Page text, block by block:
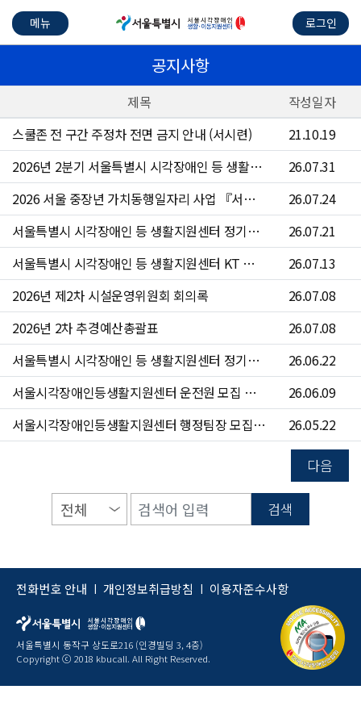
메뉴 로그인
공지사항
제목
작성일자
스쿨존 전 구간 주정차 전면 금지 안내 (서시련)
21.10.19
2026년 2분기 서울특별시 시각장애인 등 생활지원센터 수의계약 현황
26.07.31
2026 서울 중장년 가치동행일자리 사업 『서울시각장애인등생활지원센터 운전원』참여자 4차 모집 공고문
26.07.24
서울특별시 시각장애인 등 생활지원센터 정기점검 안내
26.07.21
서울특별시 시각장애인 등 생활지원센터 KT 문자 서비스 점검 안내
26.07.13
2026년 제2차 시설운영위원회 회의록
26.07.08
2026년 2차 추경예산총괄표
26.07.08
서울특별시 시각장애인 등 생활지원센터 정기점검 안내
26.06.22
서울시각장애인등생활지원센터 운전원 모집 공고(~6/24)
26.06.09
서울시각장애인등생활지원센터 행정팀장 모집 공고(~6/7)
26.05.22
다음
검색
전화번호 안내 | 개인정보취급방침 | 이용자준수사항
서울특별시 동작구 상도로216 (인경빌딩 3, 4층)
Copyright ⓒ 2018 kbucall. All Right Reserved.